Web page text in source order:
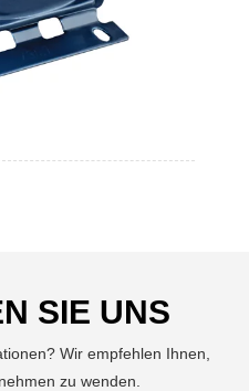
SIE UNS
Wir empfehlen Ihnen,
zu wenden.